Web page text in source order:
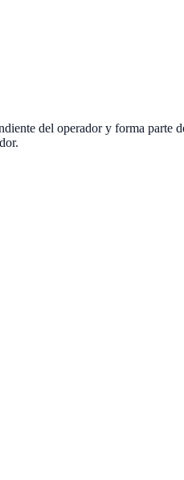
del operador y forma parte